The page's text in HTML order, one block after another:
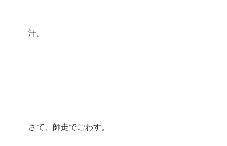
汗。
さて、師走でごわす。